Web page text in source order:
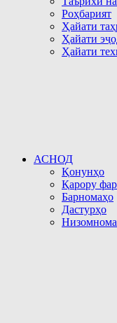
Роҳбарият
Ҳайати
Ҳайати
Ҳайати
АСНОД
Қонунҳо
Қарору
Барномаҳо
Дастурҳо